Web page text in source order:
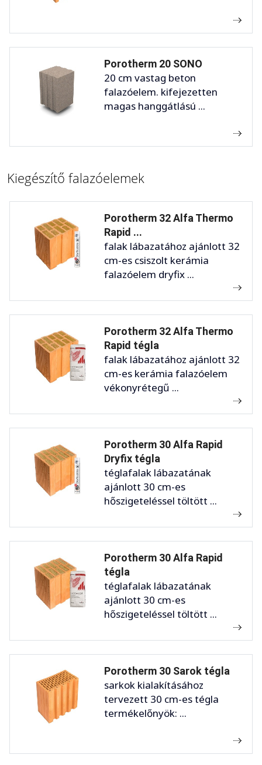
Porotherm 20 SONO
20 cm vastag beton
falazóelem. kifejezetten
magas hanggátlású ...
Kiegészítő falazóelemek
Porotherm 32 Alfa Thermo
Rapid ...
falak lábazatához ajánlott 32
cm-es csiszolt kerámia
falazóelem dryfix ...
Porotherm 32 Alfa Thermo
Rapid tégla
falak lábazatához ajánlott 32
cm-es kerámia falazóelem
vékonyrétegű ...
Porotherm 30 Alfa Rapid
Dryfix tégla
téglafalak lábazatának
ajánlott 30 cm-es
hőszigeteléssel töltött ...
Porotherm 30 Alfa Rapid
tégla
téglafalak lábazatának
ajánlott 30 cm-es
hőszigeteléssel töltött ...
Porotherm 30 Sarok tégla
sarkok kialakításához
tervezett 30 cm-es tégla
termékelőnyök: ...